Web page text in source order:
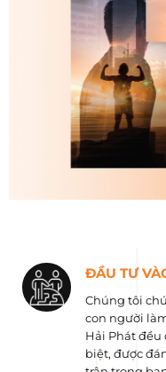
ĐẦU TƯ
Chúng tôi
con người
Hải Phát đều
biệt, được